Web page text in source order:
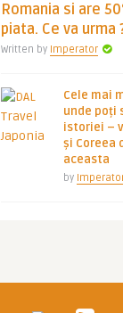
Romania si are
piata. Ce va urma
Written by Imperator
Cele mai
unde poți
istoriei –
și Coreea
aceasta
by